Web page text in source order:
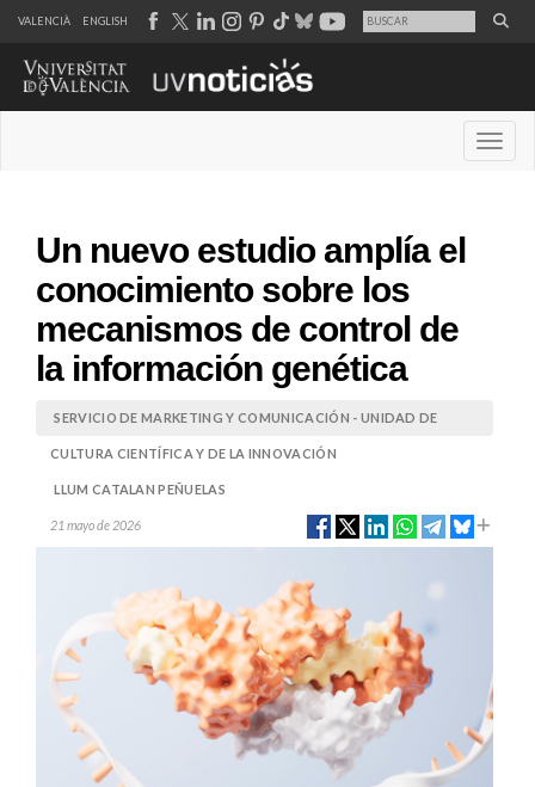
VALENCIÀ ENGLISH
Un nuevo estudio amplía el
conocimiento sobre los
mecanismos de control de
la información genética
SERVICIO DE MARKETING Y COMUNICACIÓN - UNIDAD DE
CULTURA CIENTÍFICA Y DE LA INNOVACIÓN
LLUM CATALAN PEÑUELAS
21 mayo de 2026